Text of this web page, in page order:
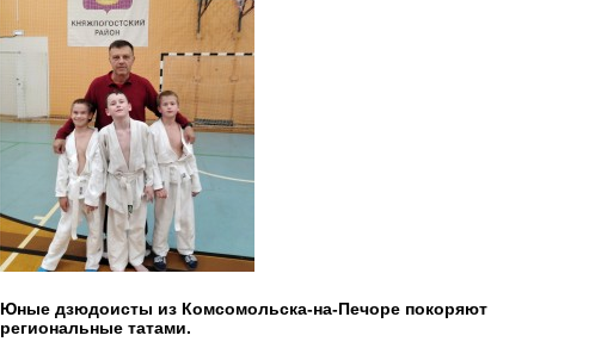
Юные дзюдоисты из Комсомольска-на-Печоре покоряют
региональные татами.